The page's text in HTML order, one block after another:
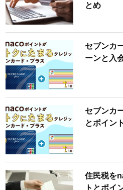
とめ
セブンカ
ーンと入
セブンカ
とポイン
住民税を
トとポイ